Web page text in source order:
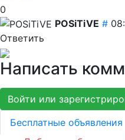
0
POSiTiVE #
Ответить
Написать
Войти или
Бесплатные объявления